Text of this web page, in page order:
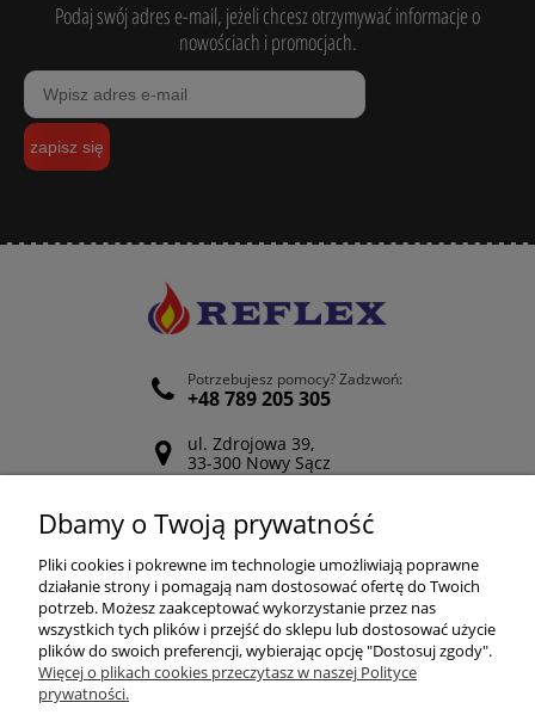
Podaj swój adres e-mail, jeżeli chcesz otrzymywać informacje o
nowościach i promocjach.
zapisz się
Potrzebujesz pomocy? Zadzwoń:
+48 789 205 305
ul. Zdrojowa 39,
33-300 Nowy Sącz
Odwiedź nasz Facebook
POMOC
ZAKUPY
Dbamy o Twoją prywatność
Pliki cookies i pokrewne im technologie umożliwiają poprawne
działanie strony i pomagają nam dostosować ofertę do Twoich
potrzeb. Możesz zaakceptować wykorzystanie przez nas
wszystkich tych plików i przejść do sklepu lub dostosować użycie
plików do swoich preferencji, wybierając opcję "Dostosuj zgody".
Więcej o plikach cookies przeczytasz w naszej Polityce
prywatności.